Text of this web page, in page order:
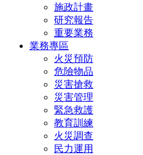
施政計畫
研究報告
重要業務
業務專區
火災預防
危險物品
災害搶救
災害管理
緊急救護
教育訓練
火災調查
民力運用